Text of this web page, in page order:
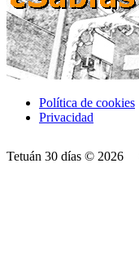
Política de cookies
Privacidad
Tetuán 30 días © 2026